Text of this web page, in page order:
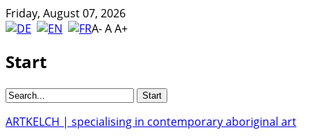
Friday, August 07, 2026
A-AA+
Start
ARTKELCH | specialising in contemporary aboriginal art